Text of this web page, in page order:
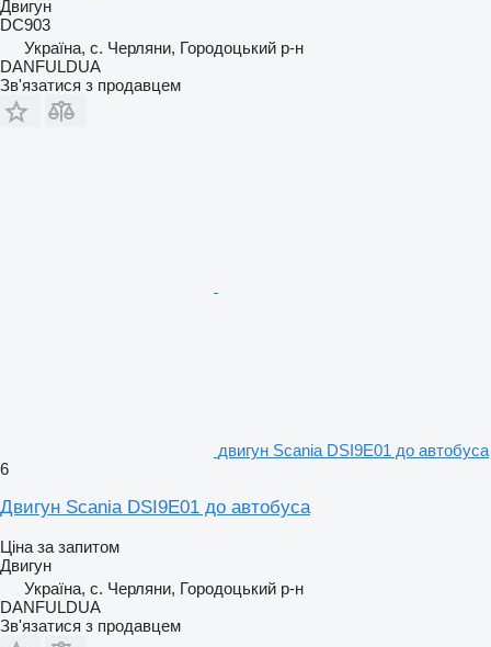
Двигун
DC903
Україна, с. Черляни, Городоцький р-н
DANFULDUA
Зв'язатися з продавцем
двигун Scania DSI9E01 до автобуса
6
Двигун Scania DSI9E01 до автобуса
Ціна за запитом
Двигун
Україна, с. Черляни, Городоцький р-н
DANFULDUA
Зв'язатися з продавцем